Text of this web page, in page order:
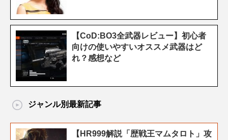
【CoD:BO3全武器レビュー】初心者
向けの使いやすいオススメ武器はど
れ？感想など
ジャンル別最新記事
【HR999解説「歴戦王マムタロト」攻